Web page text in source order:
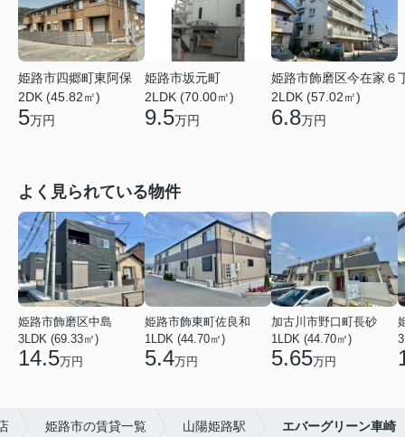
姫路市四郷町東阿保
2DK (45.82㎡)
5万円
姫路市坂元町
2LDK (70.00㎡)
9.5万円
姫路市飾磨区今在家６
2LDK (57.02㎡)
6.8万円
よく見られている物件
姫路市飾磨区中島
3LDK (69.33㎡)
14.5万円
姫路市飾東町佐良和
1LDK (44.70㎡)
5.4万円
加古川市野口町長砂
1LDK (44.70㎡)
5.65万円
姫路市の賃貸一覧 山陽姫路駅 エバーグリーン車崎